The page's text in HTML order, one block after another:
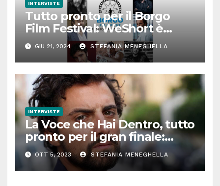
INTERVISTE
Tutto pronto per il Borgo
Film Festival: WeShort è
partner della prima edizione
GIU 21, 2024 STEFANIA MENEGHELLA
INTERVISTE
La Voce che Hai Dentro, tutto
pronto per il gran finale:
parla Roberto Oliveri
OTT 5, 2023 STEFANIA MENEGHELLA